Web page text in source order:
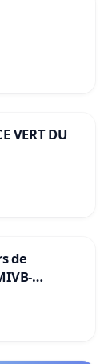
VERT DU
de
Het